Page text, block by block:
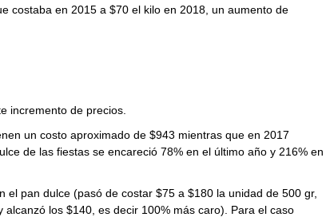
costaba en 2015 a $70 el kilo en 2018, un aumento de
incremento de precios.
un costo aproximado de $943 mientras que en 2017
de las fiestas se encareció 78% en el último año y 216% en
pan dulce (pasó de costar $75 a $180 la unidad de 500 gr,
los $140, es decir 100% más caro). Para el caso